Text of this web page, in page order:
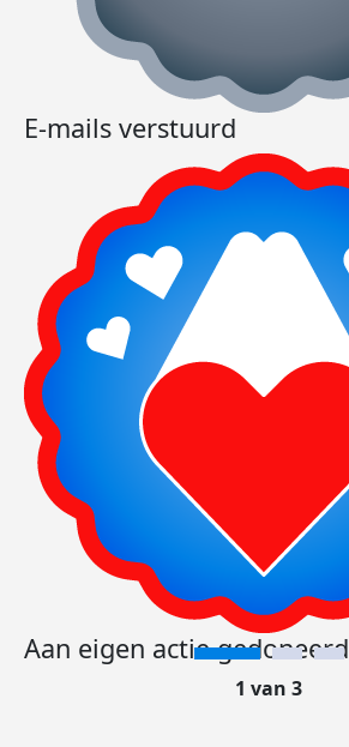
E-mails verstuurd
Aan eigen actie gedoneerd
1 van 3